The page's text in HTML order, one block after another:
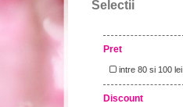
Selectii
Pret
intre 80 si 100 lei
Discount